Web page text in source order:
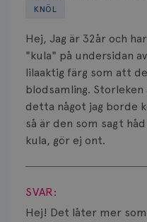
KNÖL
Hej, Jag är 32år och
"kula" på undersidan
lilaaktig färg som att
blodsamling.
detta något jag borde
så är den som sagt
kula, gör ej ont.
Visa svar
SVAR:
Hej! Det låter mer
Biverkningar
Bröstvårta
Knöl
Läkemedel
Typ av bröstcancer
Smärta